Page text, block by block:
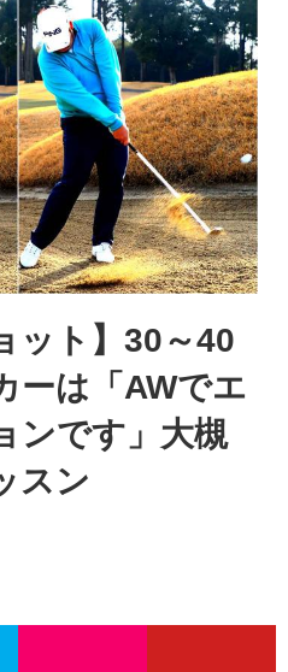
ット】30～40
ーは「AWでエ
ンです」大槻
スン